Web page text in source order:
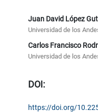
Juan David López
Universidad de los
Carlos Francisco
Universidad de los
DOI:
https://doi.org/